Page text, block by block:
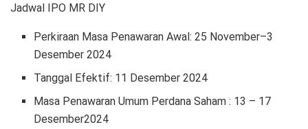
Jadwal IPO MR DIY
Perkiraan Masa Penawaran Awal: 25 November–3
Desember 2024
Tanggal Efektif: 11 Desember 2024
Masa Penawaran Umum Perdana Saham : 13 – 17
Desember2024